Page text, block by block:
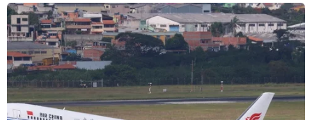
khẩn xin lỗi người hâm mộ xứ vạn
đảo
04/08/2026 03:17
Xem thêm